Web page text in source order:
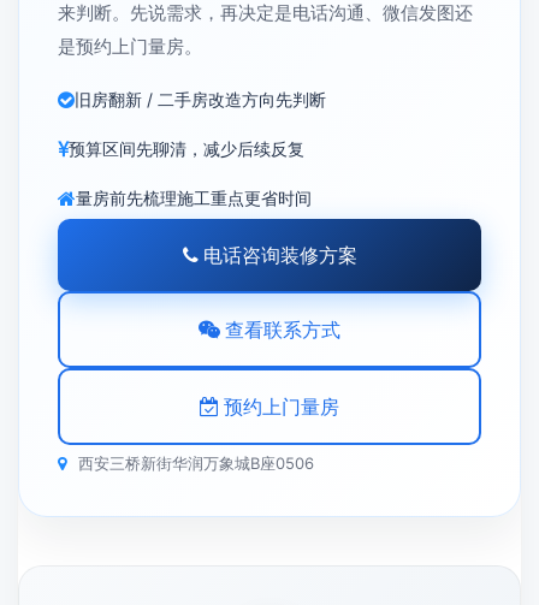
来判断。先说需求，再决定是电话沟通、微信发图还
是预约上门量房。
旧房翻新 / 二手房改造方向先判断
预算区间先聊清，减少后续反复
量房前先梳理施工重点更省时间
电话咨询装修方案
查看联系方式
预约上门量房
西安三桥新街华润万象城B座0506